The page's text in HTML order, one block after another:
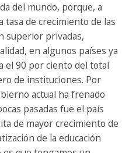
del mundo, porque, a
tasa de crecimiento de las
superior privadas,
en algunos países ya
el 90 por ciento del total
de instituciones. Por
actual ha frenado
pasadas fue el país
de mayor crecimiento de
de la educación